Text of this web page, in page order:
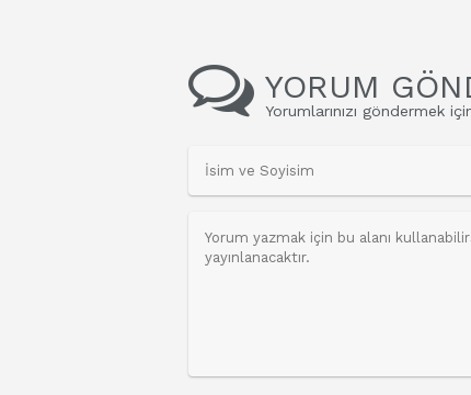
YORUM
Yorumlarınızı göndermek